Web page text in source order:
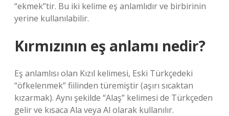
“ekmek”tir. Bu iki kelime eş anlamlıdır ve birbirinin
yerine kullanılabilir.
Kırmızının eş anlamı nedir?
Eş anlamlısı olan Kızıl kelimesi, Eski Türkçedeki
“öfkelenmek” fiilinden türemiştir (aşırı sıcaktan
kızarmak). Aynı şekilde “Alaş” kelimesi de Türkçeden
gelir ve kısaca Ala veya Al olarak kullanılır.